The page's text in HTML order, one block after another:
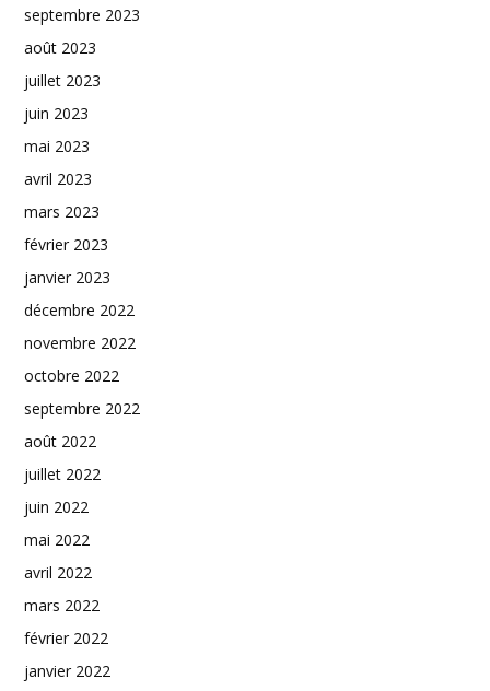
septembre 2023
août 2023
juillet 2023
juin 2023
mai 2023
avril 2023
mars 2023
février 2023
janvier 2023
décembre 2022
novembre 2022
octobre 2022
septembre 2022
août 2022
juillet 2022
juin 2022
mai 2022
avril 2022
mars 2022
février 2022
janvier 2022